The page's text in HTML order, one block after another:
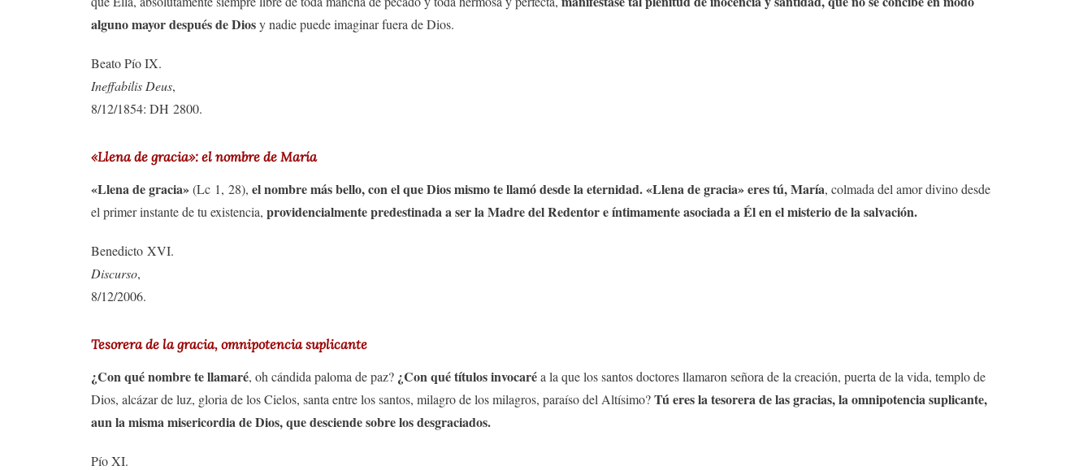
alguno mayor después de Diosy nadie puede imaginar fuera de Dios.
Beato Pío IX.
Ineffabilis Deus,
8/12/1854: DH 2800.
«Llena de gracia»: el nombre de María
«Llena de gracia»(Lc 1, 28), el nombre más bello, con el que Dios mismo te llamó desde la eternidad. «Llena de gracia» eres tú, María, colmada del amor divino desde
el primer instante de tu existencia, providencialmente predestinada a ser la Madre del Redentor e íntimamente asociada a Él en el misterio de la salvación.
Benedicto XVI.
Discurso,
8/12/2006.
Tesorera de la gracia, omnipotencia suplicante
¿Con qué nombre te llamaré, oh cándida paloma de paz? ¿Con qué títulos invocaréa la que los santos doctores llamaron señora de la creación, puerta de la vida, templo de
Dios, alcázar de luz, gloria de los Cielos, santa entre los santos, milagro de los milagros, paraíso del Altísimo?Tú eres la tesorera de las gracias, la omnipotencia suplicante,
aun la misma misericordia de Dios, que desciende sobre los desgraciados.
Pío XI.